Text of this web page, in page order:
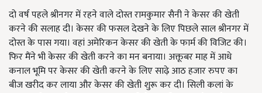
दो वर्ष पहले श्रीनगर में रहने वाले दोस्त रामकुमार सैनी ने केसर की खेती
करने की सलाह दी। केसर की फसल देखने के लिए पिछले साल श्रीनगर में
दोस्त के पास गया। वहां अमेरिकन केसर की खेती के फार्म की विजिट की।
फिर मैंने भी केसर की खेती करने का मन बनाया। अक्तूबर माह में आधे
कनाल भूमि पर केसर की खेती करने के लिए साढ़े आठ हजार रुपए का
बीज खरीद कर लाया और केसर की खेती शुरू कर दी। सिली कलां के